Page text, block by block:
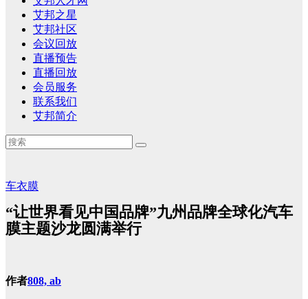
艾邦之星
艾邦社区
会议回放
直播预告
直播回放
会员服务
联系我们
艾邦简介
车衣膜
“让世界看见中国品牌”九州品牌全球化汽车
膜主题沙龙圆满举行
作者808, ab